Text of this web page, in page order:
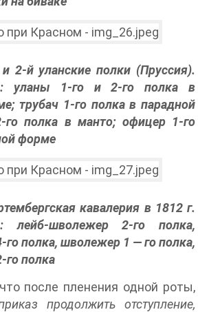
2-й уланские полки (Пруссия).
уланы 1-го и 2-го полка в
трубач 1-го полка в парадной
го полка в манто; офицер 1-го
форме
кавалерия в 1812 г.
лейб-шволежер 2-го полка,
го полка, шволежер 1 — го полка,
го полка
после пленения одной роты,
продолжить отступление,